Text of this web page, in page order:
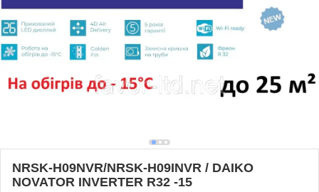
NRSK-H09NVR/NRSK-H09INVR / DAIKO
NOVATOR INVERTER R32 -15